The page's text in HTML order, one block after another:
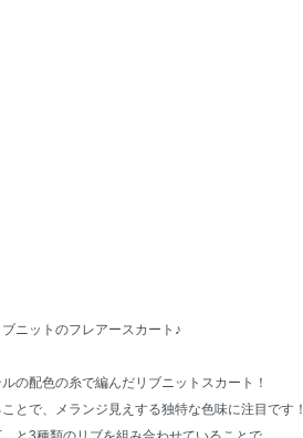
ニットのフレアースカート♪
の配色の糸で編んだリブニットスカート！
とで、メランジ見えする独特な色味に注目です！